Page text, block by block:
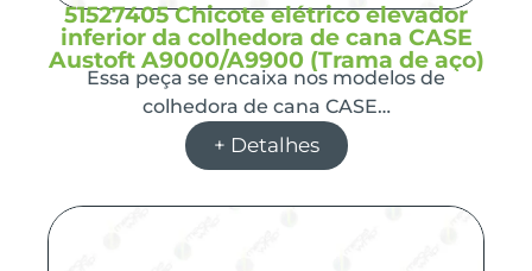
51527405 Chicote elétrico elevador
inferior da colhedora de cana CASE
Austoft A9000/A9900 (Trama de aço)
Essa peça se encaixa nos modelos de
colhedora de cana CASE…
+ Detalhes